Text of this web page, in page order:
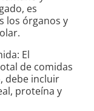
es
los órganos y
El
de comidas
debe incluir
proteína y